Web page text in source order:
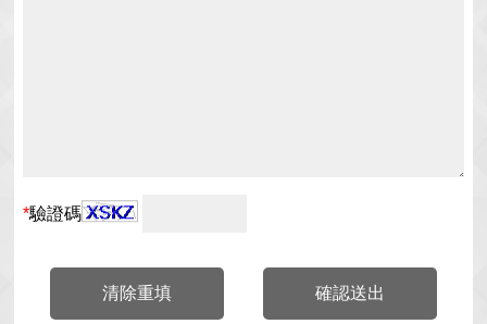
*驗證碼
清除重填 確認送出